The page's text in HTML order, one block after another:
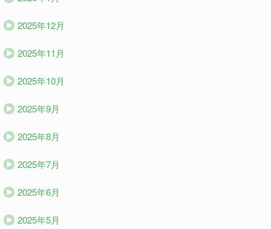
2025年12月
2025年11月
2025年10月
2025年9月
2025年8月
2025年7月
2025年6月
2025年5月